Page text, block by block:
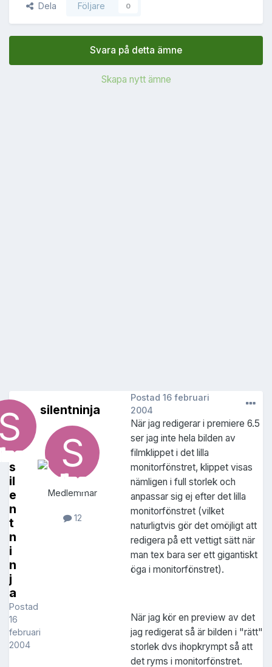
Dela Följare 0
Svara på detta ämne
Skapa nytt ämne
s
il
e
n
t
n
i
n
j
a
Postad
16
februari
2004
silentninja
Medlemmar
12
Postad 16 februari
2004
När jag redigerar i premiere 6.5
ser jag inte hela bilden av
filmklippet i det lilla
monitorfönstret, klippet visas
nämligen i full storlek och
anpassar sig ej efter det lilla
monitorfönstret (vilket
naturligtvis gör det omöjligt att
redigera på ett vettigt sätt när
man tex bara ser ett gigantiskt
öga i monitorfönstret).
När jag kör en preview av det
jag redigerat så är bilden i "rätt"
storlek dvs ihopkrympt så att
det ryms i monitorfönstret.